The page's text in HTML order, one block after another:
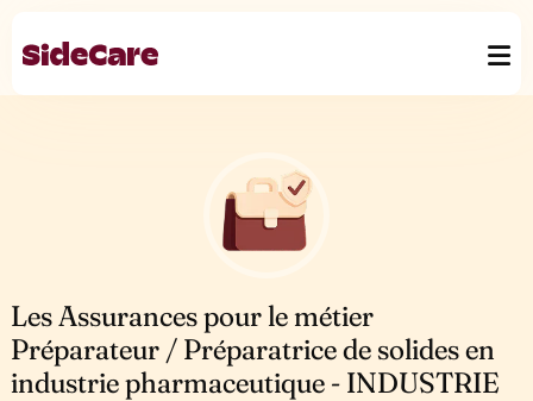
Les Assurances pour le métier
Préparateur / Préparatrice de solides en
industrie pharmaceutique - INDUSTRIE